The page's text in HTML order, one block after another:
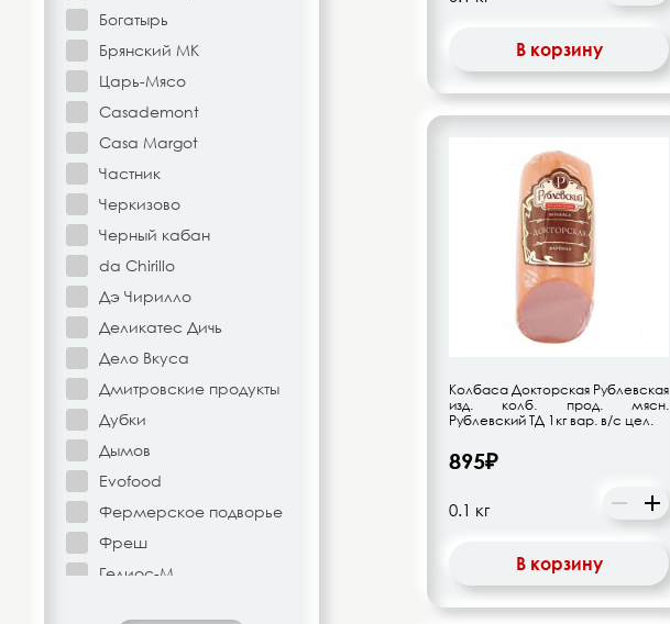
Детское питание
Напитки безалкогольные
Овощи-фрукты
Корма для животных
Сопутствующие товары
Богатырь
Брянский МК
Царь-Мясо
Casademont
Casa Margot
Частник
Черкизово
Черный кабан
da Chirillo
Дэ Чирилло
Деликатес Дичь
Дело Вкуса
Дмитровские продукты
Дубки
Дымов
Evofood
Фермерское подворье
Фреш
Гелиос-М
В корзину
Колбаса Докторская Рублевская
изд. колб. прод. мясн.
Рублевский ТД 1кг вар. в/с цел.
895₽
В корзину